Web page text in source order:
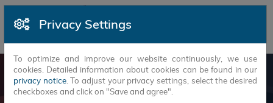
Privacy Settings
To optimize and improve our website continuously, we use
cookies. Detailed information about cookies can be found in our
privacy notice. To adjust your privacy settings, select the desired
checkboxes and click on "Save and agree".
NEWSARTICLES